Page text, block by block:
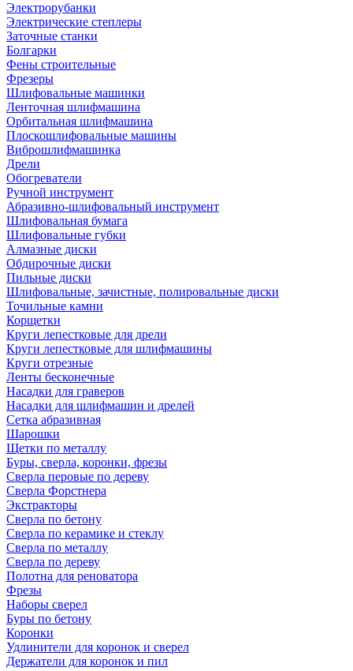
Электрорубанки
Электрические степлеры
Заточные станки
Болгарки
Фены строительные
Фрезеры
Шлифовальные машинки
Ленточная шлифмашина
Орбитальная шлифмашина
Плоскошлифовальные машины
Виброшлифмашинка
Дрели
Обогреватели
Ручной инструмент
Абразивно-шлифовальный инструмент
Шлифовальная бумага
Шлифовальные губки
Алмазные диски
Обдирочные диски
Пильные диски
Шлифовальные, зачистные, полировальные диски
Точильные камни
Корщетки
Круги лепестковые для дрели
Круги лепестковые для шлифмашины
Круги отрезные
Ленты бесконечные
Насадки для граверов
Насадки для шлифмашин и дрелей
Сетка абразивная
Шарошки
Щетки по металлу
Буры, сверла, коронки, фрезы
Сверла перовые по дереву
Сверла Форстнера
Экстракторы
Сверла по бетону
Сверла по керамике и стеклу
Сверла по металлу
Сверла по дереву
Полотна для реноватора
Фрезы
Наборы сверел
Буры по бетону
Коронки
Удлинители для коронок и сверел
Держатели для коронок и пил